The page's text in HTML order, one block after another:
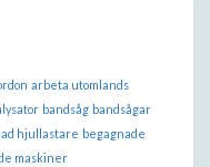
arbeta utomlands
bandsåg bandsågar
hjullastare begagnade
maskiner